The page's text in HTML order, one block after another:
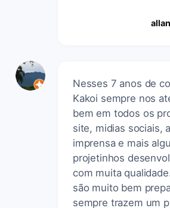
Nesses 7 anos de
Kakoi sempre nos
bem em todos os
site, midias sociais,
imprensa e mais
projetinhos
com muita
são muito bem
sempre trazem um